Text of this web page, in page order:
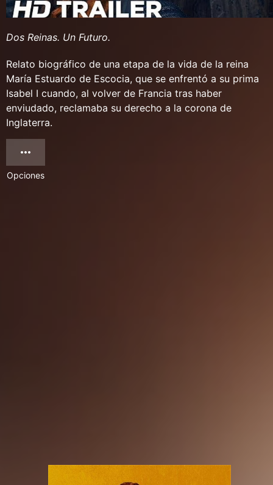
Dos Reinas. Un Futuro.
Relato biográfico de una etapa de la vida de la reina
María Estuardo de Escocia, que se enfrentó a su prima
Isabel I cuando, al volver de Francia tras haber
enviudado, reclamaba su derecho a la corona de
Inglaterra.
Opciones